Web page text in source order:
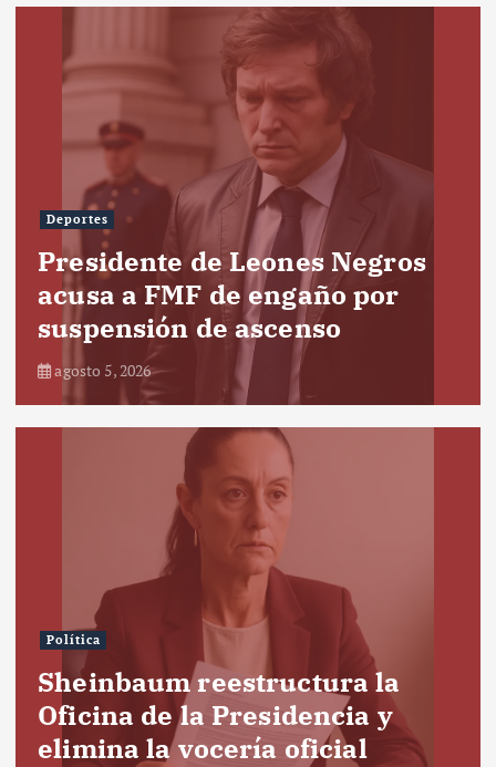
Deportes
Presidente de Leones Negros
acusa a FMF de engaño por
suspensión de ascenso
agosto 5, 2026
Política
Sheinbaum reestructura la
Oficina de la Presidencia y
elimina la vocería oficial